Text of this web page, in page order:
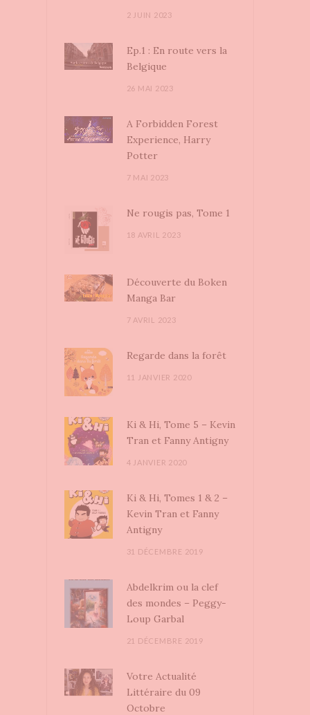
2 JUIN 2023
Ep.1 : En route vers la
Belgique
26 MAI 2023
A Forbidden Forest
Experience, Harry
Potter
7 MAI 2023
Ne rougis pas, Tome 1
18 AVRIL 2023
Découverte du Boken
Manga Bar
7 AVRIL 2023
Regarde dans la forêt
11 JANVIER 2020
Ki & Hi, Tome 5 – Kevin
Tran et Fanny Antigny
4 JANVIER 2020
Ki & Hi, Tomes 1 & 2 –
Kevin Tran et Fanny
Antigny
31 DÉCEMBRE 2019
Abdelkrim ou la clef
des mondes – Peggy-
Loup Garbal
21 DÉCEMBRE 2019
Votre Actualité
Littéraire du 09
Octobre